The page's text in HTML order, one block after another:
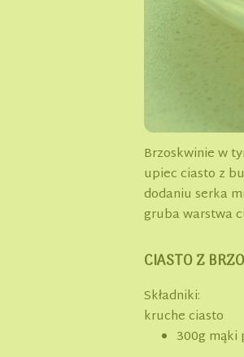
Brzoskwinie w
upiec ciasto z
dodaniu serka
gruba warstwa
CIASTO Z
Składniki:
kruche ciasto
300g